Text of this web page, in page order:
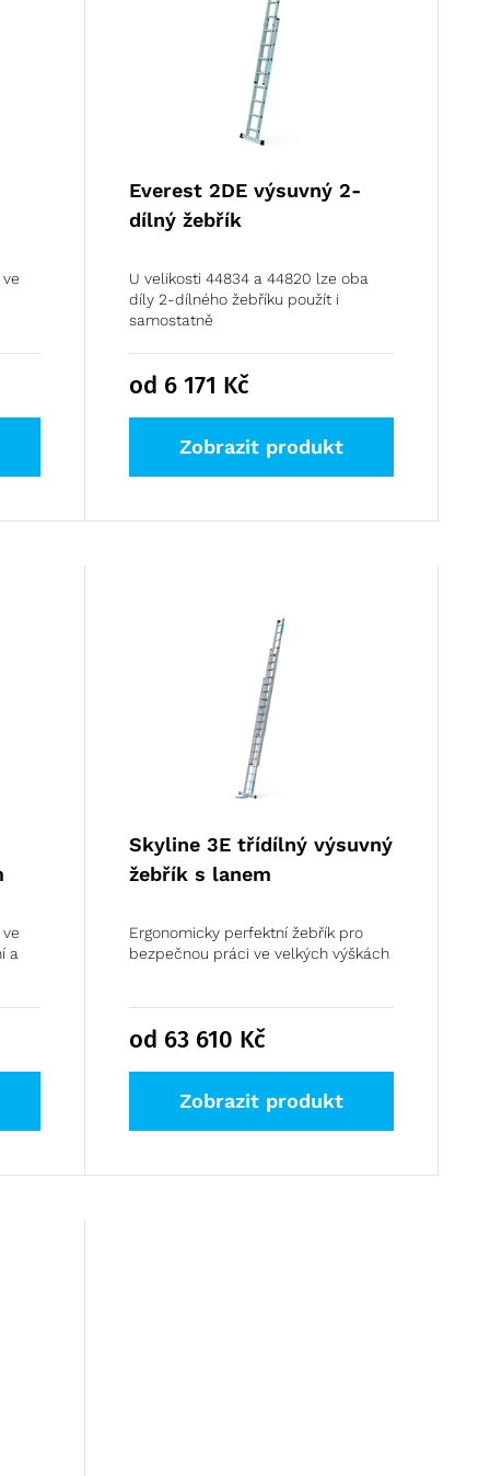
Everest 2DE výsuvný 2-
dílný žebřík
U velikosti 44834 a 44820 lze oba
díly 2-dílného žebříku použít i
samostatně
od 6 171 Kč
Zobrazit produkt
a
Skyline 3E třídílný výsuvný
žebřík s lanem
Ergonomicky perfektní žebřík pro
bezpečnou práci ve velkých výškách
od 63 610 Kč
Zobrazit produkt